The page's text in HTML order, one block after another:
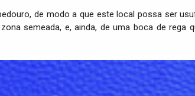
de modo a que este local possa ser
semeada, e, ainda, de uma boca de rega